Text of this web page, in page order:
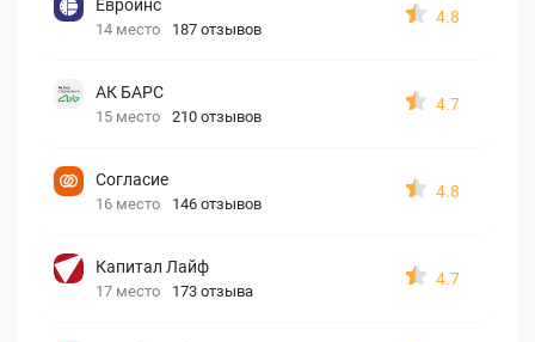
Евроинс
14 место 187 отзывов
4.8
АК БАРС
15 место 210 отзывов
4.7
Согласие
16 место 146 отзывов
4.8
Капитал Лайф
17 место 173 отзыва
4.7